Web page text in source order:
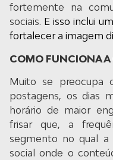
fortemente na
sociais. E isso inclui
fortalecer a imagem
COMO FUNCIONA A
Muito se preocupa
postagens, os dias
horário de maior
frisar que, a
segmento no qual a
social onde o